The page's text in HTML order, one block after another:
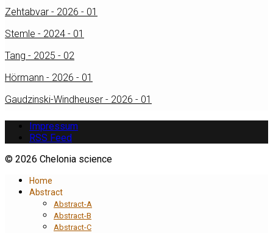
Zehtabvar - 2026 - 01
Stemle - 2024 - 01
Tang - 2025 - 02
Hörmann - 2026 - 01
Gaudzinski-Windheuser - 2026 - 01
Impressum
RSS Feed
© 2026 Chelonia science
Home
Abstract
Abstract-A
Abstract-B
Abstract-C